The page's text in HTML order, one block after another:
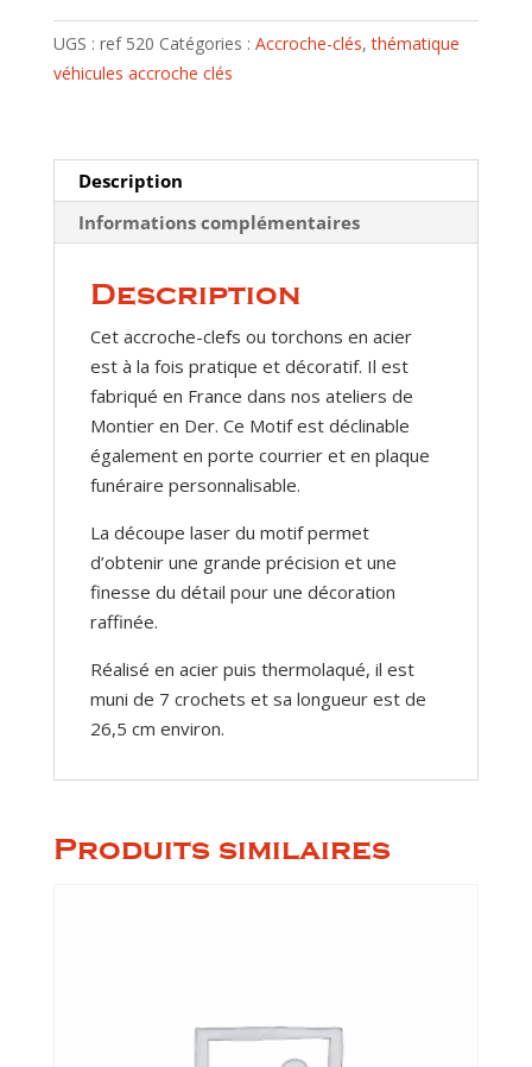
motif
Camping-
Capucine
UGS : ref 520 Catégories : Accroche-clés,thématique
véhicules accroche clés
Description
Informations complémentaires
Description
Cet accroche-clefs ou torchons en acier
est à la fois pratique et décoratif. Il est
fabriqué en France dans nos ateliers de
Montier en Der. Ce Motif est déclinable
également en porte courrier et en plaque
funéraire personnalisable.
La découpe laser du motif permet
d’obtenir une grande précision et une
finesse du détail pour une décoration
raffinée.
Réalisé en acier puis thermolaqué, il est
muni de 7 crochets et sa longueur est de
26,5 cm environ.
Produits similaires